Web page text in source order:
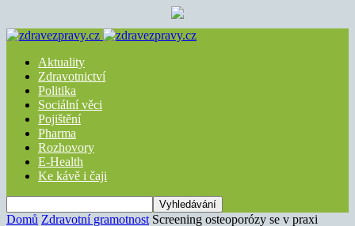
Aktuality
Zdravotnictví
Politika
Sociální věci
Pojištění
Pharma
Rozhovory
E-Health
Ke kávě i čaji
Domů Zdravotní gramotnost Screening osteoporózy se v praxi